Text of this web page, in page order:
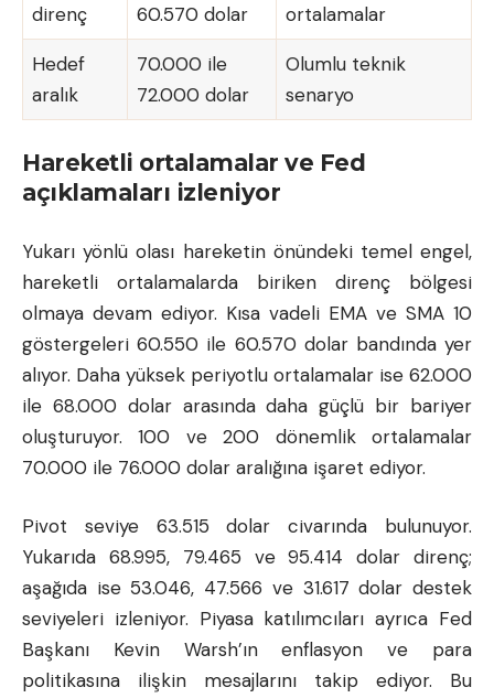
direnç
60.570 dolar
ortalamalar
Hedef
aralık
70.000 ile
72.000 dolar
Olumlu teknik
senaryo
Hareketli ortalamalar ve Fed
açıklamaları izleniyor
Yukarı yönlü olası hareketin önündeki temel engel,
hareketli ortalamalarda biriken direnç bölgesi
olmaya devam ediyor. Kısa vadeli EMA ve SMA 10
göstergeleri 60.550 ile 60.570 dolar bandında yer
alıyor. Daha yüksek periyotlu ortalamalar ise 62.000
ile 68.000 dolar arasında daha güçlü bir bariyer
oluşturuyor. 100 ve 200 dönemlik ortalamalar
70.000 ile 76.000 dolar aralığına işaret ediyor.
Pivot seviye 63.515 dolar civarında bulunuyor.
Yukarıda 68.995, 79.465 ve 95.414 dolar direnç;
aşağıda ise 53.046, 47.566 ve 31.617 dolar destek
seviyeleri izleniyor. Piyasa katılımcıları ayrıca Fed
Başkanı Kevin Warsh’ın enflasyon ve para
politikasına ilişkin mesajlarını takip ediyor. Bu